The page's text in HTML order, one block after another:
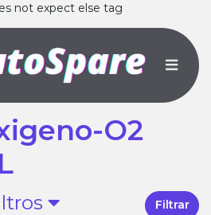
not expect else tag
O2
Filtrar